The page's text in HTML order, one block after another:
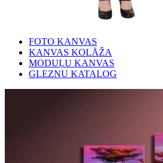
FOTO KANVAS
KANVAS KOLĀŽA
MODUĻU KANVAS
GLEZNU KATALOG